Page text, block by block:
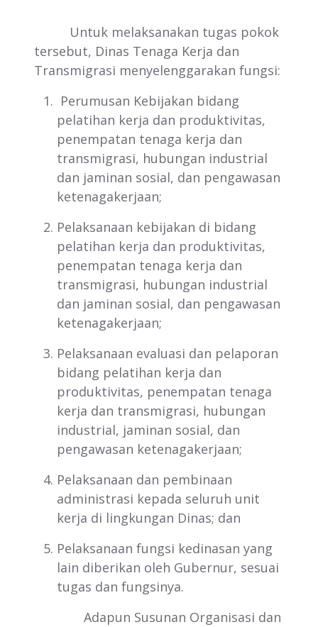
Untuk melaksanakan tugas pokok
tersebut, Dinas Tenaga Kerja dan
Transmigrasi menyelenggarakan fungsi:
Perumusan Kebijakan bidang
pelatihan kerja dan produktivitas,
penempatan tenaga kerja dan
transmigrasi, hubungan industrial
dan jaminan sosial, dan pengawasan
ketenagakerjaan;
Pelaksanaan kebijakan di bidang
pelatihan kerja dan produktivitas,
penempatan tenaga kerja dan
transmigrasi, hubungan industrial
dan jaminan sosial, dan pengawasan
ketenagakerjaan;
Pelaksanaan evaluasi dan pelaporan
bidang pelatihan kerja dan
produktivitas, penempatan tenaga
kerja dan transmigrasi, hubungan
industrial, jaminan sosial, dan
pengawasan ketenagakerjaan;
Pelaksanaan dan pembinaan
administrasi kepada seluruh unit
kerja di lingkungan Dinas; dan
Pelaksanaan fungsi kedinasan yang
lain diberikan oleh Gubernur, sesuai
tugas dan fungsinya.
Adapun Susunan Organisasi dan